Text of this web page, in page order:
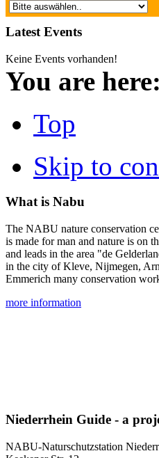
Latest Events
Keine Events vorhanden!
You are here:
Top
Skip to
What is Nabu
The NABU nature conservation
is made for man and nature is on
and leads in the area "de
in the city of Kleve, Nijmegen,
Emmerich many conservation
more information
Niederrhein Guide - a
NABU-Naturschutzstation